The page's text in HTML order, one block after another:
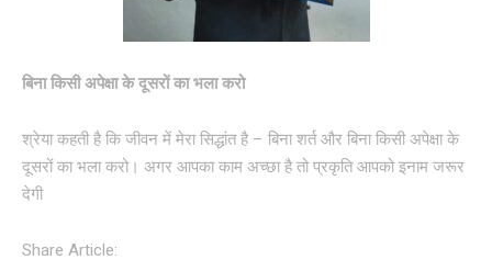
बिना किसी अपेक्षा के दूसरों का भला करो
श्रेया कहती है कि जीवन में मेरा सिद्धांत है – बिना शर्त और बिना किसी अपेक्षा के
दूसरों का भला करो। अगर आपका काम अच्छा है तो प्रकृति आपको इनाम जरूर
देगी
Share Article: